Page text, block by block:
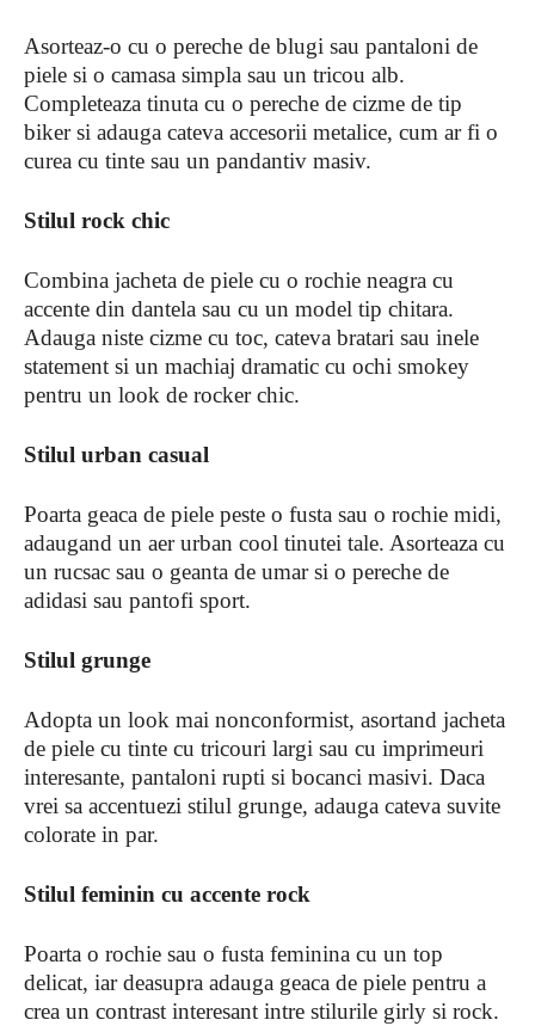
Asorteaz-o cu o pereche de blugi sau pantaloni de
piele si o camasa simpla sau un tricou alb.
Completeaza tinuta cu o pereche de cizme de tip
biker si adauga cateva accesorii metalice, cum ar fi o
curea cu tinte sau un pandantiv masiv.
Stilul rock chic
Combina jacheta de piele cu o rochie neagra cu
accente din dantela sau cu un model tip chitara.
Adauga niste cizme cu toc, cateva bratari sau inele
statement si un machiaj dramatic cu ochi smokey
pentru un look de rocker chic.
Stilul urban casual
Poarta geaca de piele peste o fusta sau o rochie midi,
adaugand un aer urban cool tinutei tale. Asorteaza cu
un rucsac sau o geanta de umar si o pereche de
adidasi sau pantofi sport.
Stilul grunge
Adopta un look mai nonconformist, asortand jacheta
de piele cu tinte cu tricouri largi sau cu imprimeuri
interesante, pantaloni rupti si bocanci masivi. Daca
vrei sa accentuezi stilul grunge, adauga cateva suvite
colorate in par.
Stilul feminin cu accente rock
Poarta o rochie sau o fusta feminina cu un top
delicat, iar deasupra adauga geaca de piele pentru a
crea un contrast interesant intre stilurile girly si rock.